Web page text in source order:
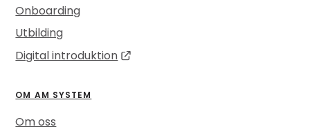
Onboarding
Utbilding
Digital introduktion
OM AM SYSTEM
Om oss